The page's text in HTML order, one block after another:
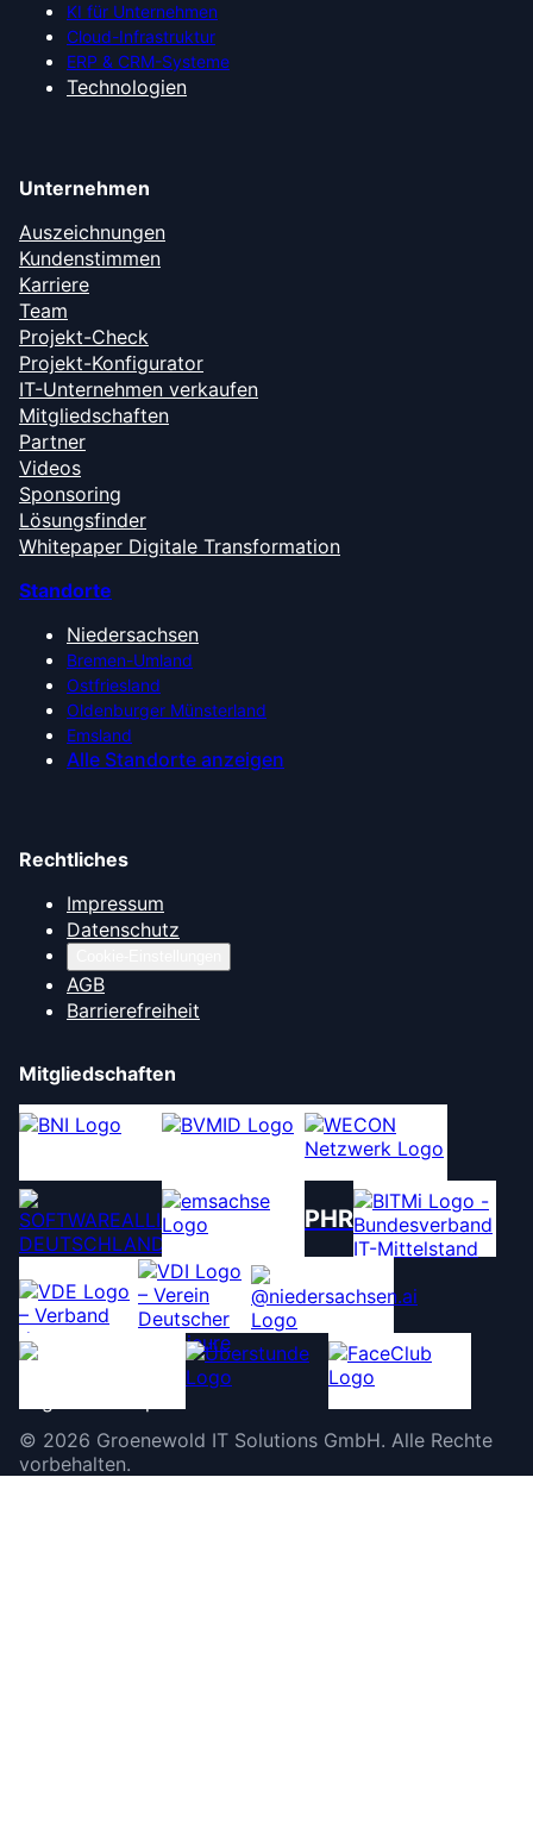
KI für Unternehmen
Cloud-Infrastruktur
ERP & CRM-Systeme
Technologien
Unternehmen
Auszeichnungen
Kundenstimmen
Karriere
Team
Projekt-Check
Projekt-Konfigurator
IT-Unternehmen verkaufen
Mitgliedschaften
Partner
Videos
Sponsoring
Lösungsfinder
Whitepaper Digitale Transformation
Standorte
Niedersachsen
Bremen-Umland
Ostfriesland
Oldenburger Münsterland
Emsland
Alle Standorte anzeigen
Rechtliches
Impressum
Datenschutz
AGB
Barrierefreiheit
Mitgliedschaften
PHR
© 2026 Groenewold IT Solutions GmbH. Alle Rechte
vorbehalten.